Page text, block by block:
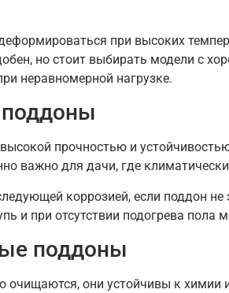
при высоких
но стоит выбирать модели с
неравномерной нагрузке.
прочностью и
важно для дачи, где
коррозией, если поддон
и при отсутствии подогрева
поддоны
очищаются, они устойчивы к